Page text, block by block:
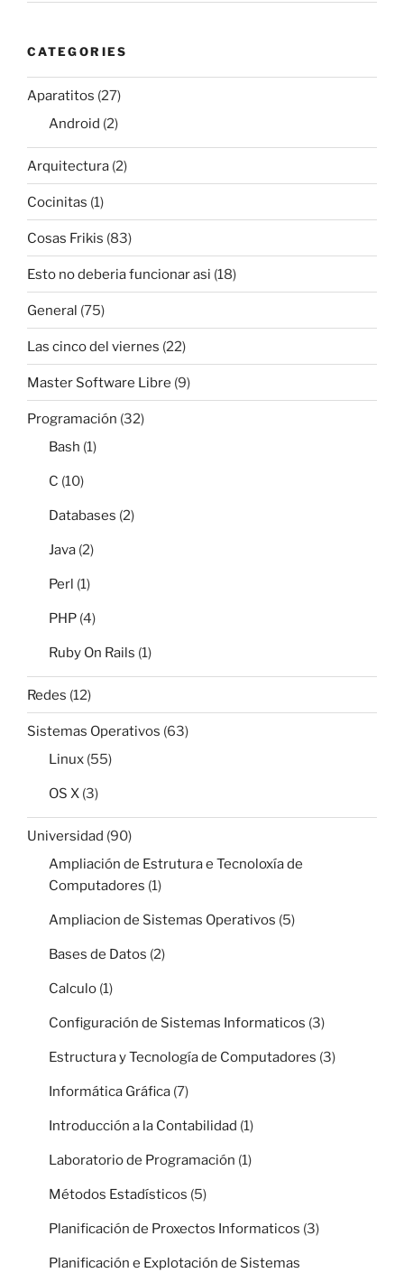
CATEGORIES
Aparatitos (27)
Android (2)
Arquitectura (2)
Cocinitas (1)
Cosas Frikis (83)
Esto no deberia funcionar asi (18)
General (75)
Las cinco del viernes (22)
Master Software Libre (9)
Programación (32)
Bash (1)
C (10)
Databases (2)
Java (2)
Perl (1)
PHP (4)
Ruby On Rails (1)
Redes (12)
Sistemas Operativos (63)
Linux (55)
OS X (3)
Universidad (90)
Ampliación de Estrutura e Tecnoloxía de
Computadores (1)
Ampliacion de Sistemas Operativos (5)
Bases de Datos (2)
Calculo (1)
Configuración de Sistemas Informaticos (3)
Estructura y Tecnología de Computadores (3)
Informática Gráfica (7)
Introducción a la Contabilidad (1)
Laboratorio de Programación (1)
Métodos Estadísticos (5)
Planificación de Proxectos Informaticos (3)
Planificación e Explotación de Sistemas